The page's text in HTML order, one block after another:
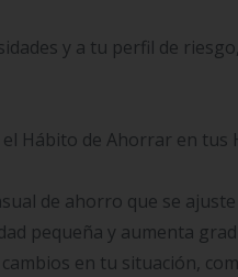
y a tu perfil de
Hábito de Ahorrar en tus
de ahorro que se
pequeña y aumenta
en tu situación,